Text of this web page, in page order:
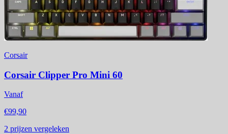
Corsair
Corsair Clipper Pro Mini 60
Vanaf
€99,90
2 prijzen vergeleken